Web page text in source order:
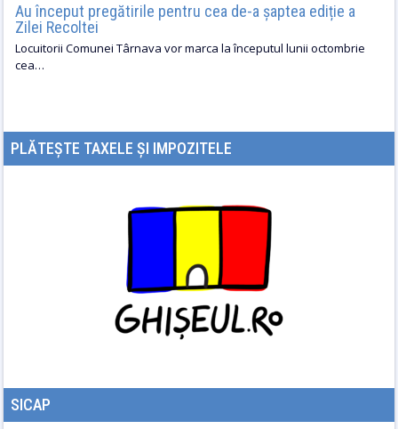
Au început pregătirile pentru cea de-a șaptea ediție a
Zilei Recoltei
Locuitorii Comunei Târnava vor marca la începutul lunii octombrie
cea…
PLĂTEȘTE TAXELE ȘI IMPOZITELE
SICAP